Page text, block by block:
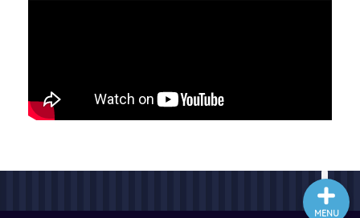
MENU
最新記事動画